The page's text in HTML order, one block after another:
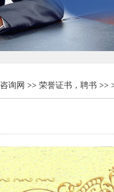
询网 >> 荣誉证书，聘书 >>